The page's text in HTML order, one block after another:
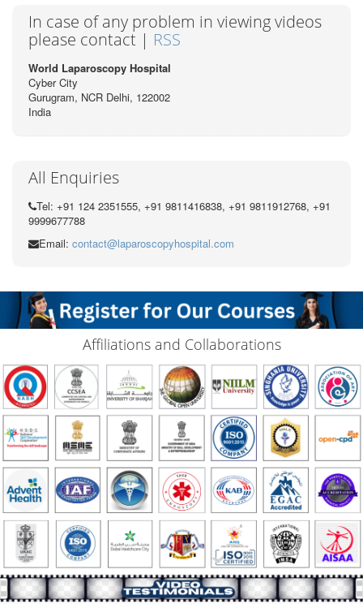
In case of any problem in viewing videos
please contact | RSS
World Laparoscopy Hospital
Cyber City
Gurugram, NCR Delhi, 122002
India
All Enquiries
Tel: +91 124 2351555, +91 9811416838, +91 9811912768, +91
9999677788
Email: contact@laparoscopyhospital.com
Affiliations and Collaborations